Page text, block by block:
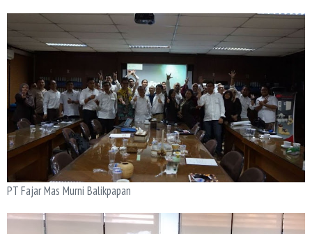
PT Fajar Mas Murni Balikpapan